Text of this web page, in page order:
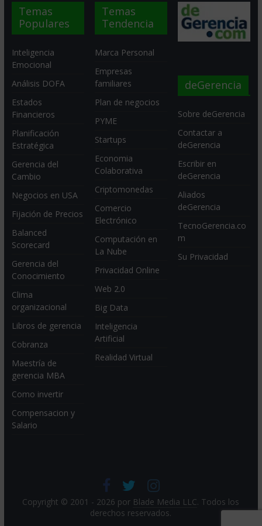
Temas
Populares
Inteligencia
Emocional
Análisis DOFA
Estados
Financieros
Planificación
Estratégica
Gerencia del
Cambio
Negocios en USA
Fijación de Precios
Balanced
Scorecard
Gerencia del
Conocimiento
Clima
organizacional
Libros de gerencia
Cobranza
Maestría de
gerencia MBA
Como invertir
Compensacion y
Salario
Temas
Tendencia
Marca Personal
Empresas
familiares
Plan de negocios
PYME
Startups
Economia
Colaborativa
Criptomonedas
Comercio
Electrónico
Computación en
La Nube
Privacidad Online
Web 2.0
Big Data
Inteligencia
Artificial
Realidad Virtual
deGerencia
Sobre deGerencia
Contactar a
deGerencia
Escribir en
deGerencia
Aliados
deGerencia
TecnoGerencia.co
m
Su Privacidad
Copyright © 2001 - 2026 por Blade Media LLC. Todos los
derechos reservados.